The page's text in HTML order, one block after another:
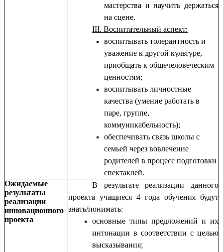
мастерства и научить держаться
на сцене.
III. Воспитательный аспект:
воспитывать толерантность и
уважение к другой культуре,
приобщать к общечеловеческим
ценностям;
воспитывать личностные
качества (умение работать в
паре, группе,
коммуникабельность);
обеспечивать связь школы с
семьей через вовлечение
родителей в процесс подготовки
спектаклей.
Ожидаемые
результаты
реализации
инновационного
проекта
В результате реализации данного
проекта учащиеся 4 года обучения будут
знать/понимать:
основные типы предложений и их
интонации в соответствии с целью
высказывания;